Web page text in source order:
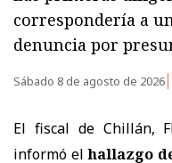
correspondería a
denuncia por
Sábado 8 de agosto de 2026
El fiscal de Chillán,
informó elhallazgo